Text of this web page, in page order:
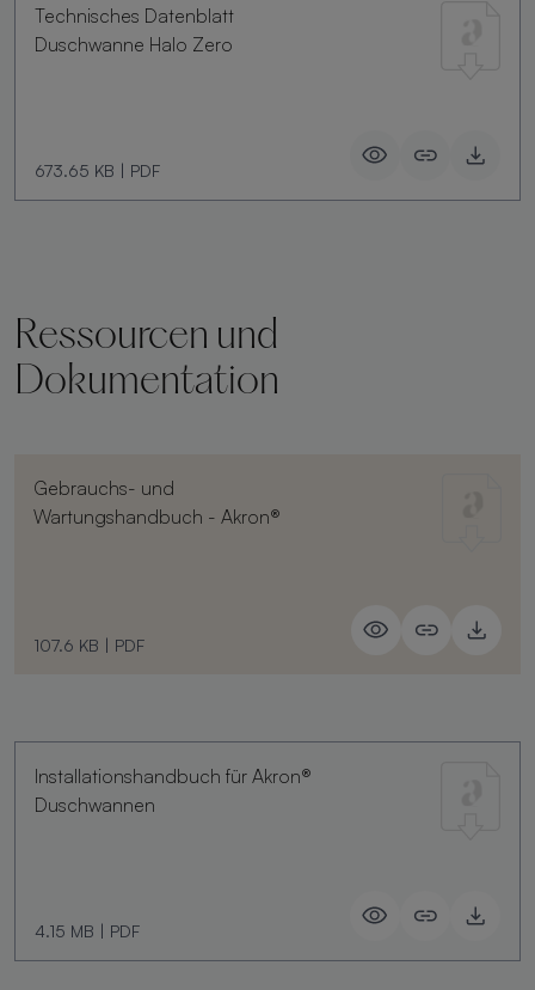
Technisches Datenblatt
Duschwanne Halo Zero
673.65 KB | PDF
Ressourcen und
Dokumentation
Gebrauchs- und
Wartungshandbuch - Akron®
107.6 KB | PDF
Installationshandbuch für Akron®
Duschwannen
4.15 MB | PDF